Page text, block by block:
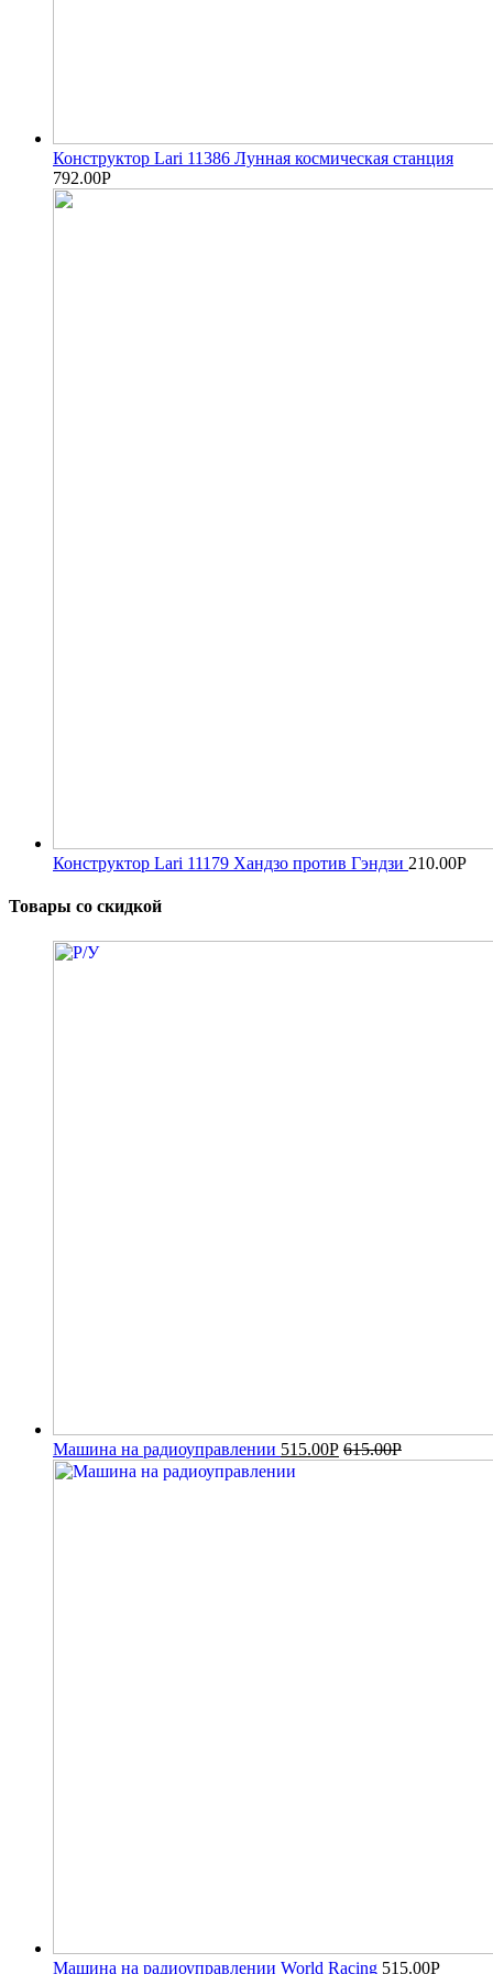
Конструктор Lari 11386 Лунная космическая станция
792.00Р
Конструктор Lari 11179 Хандзо против Гэндзи 210.00Р
Товары со скидкой
Машина на радиоуправлении 515.00Р 615.00Р
Машина на радиоуправлении World Racing 515.00Р